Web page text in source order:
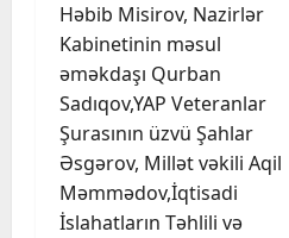
Həbib Misirov, Nazirlər
Kabinetinin məsul
əməkdaşı Qurban
Sadıqov,YAP Veteranlar
Şurasının üzvü Şahlar
Əsgərov, Millət vəkili Aqil
Məmmədov,İqtisadi
İslahatların Təhlili və